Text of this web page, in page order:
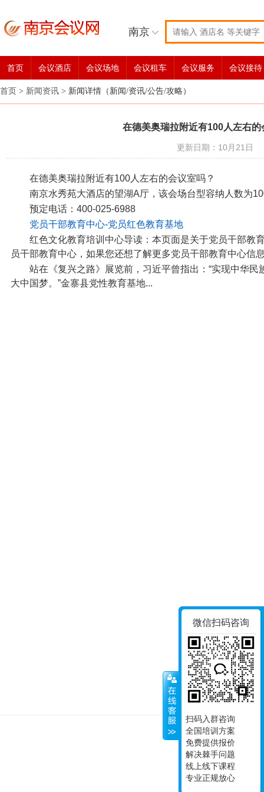
南京
首页 会议酒店 会议场地 会议租车 会议服务 会议接待
首页 > 新闻资讯 > 新闻详情（新闻/资讯/公告/攻略）
在德美奥瑞拉附近有100人左右的
更新日期：10月21日
在德美奥瑞拉附近有100人左右的会议室吗？
南京水秀苑大酒店的望湖A厅，该会场台型容纳人数为
预定电话：400-025-6988
党员干部教育中心-党员红色教育基地
红色文化教育培训中心导读：本页面是关于党员干部教
员干部教育中心，如果您还想了解更多党员干部教育中心信
站在《复兴之路》展览前，习近平曾指出：“实现中华
大中国梦。”金寨县党性教育基地...
© Since 2008, 南
微信扫码咨询
扫码入群咨询
全国培训方案
免费提供报价
解决棘手问题
线上线下课程
专业正规放心